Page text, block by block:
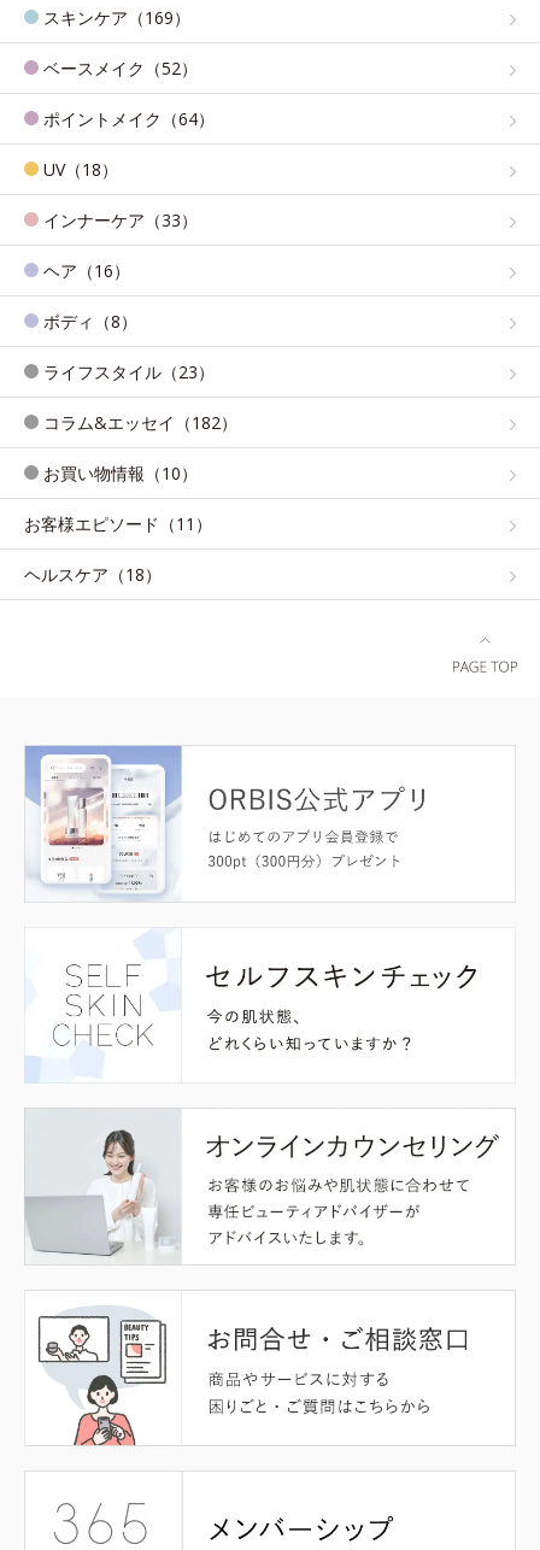
スキンケア（169）
ベースメイク（52）
ポイントメイク（64）
UV（18）
インナーケア（33）
ヘア（16）
ボディ（8）
ライフスタイル（23）
コラム&エッセイ（182）
お買い物情報（10）
お客様エピソード（11）
ヘルスケア（18）